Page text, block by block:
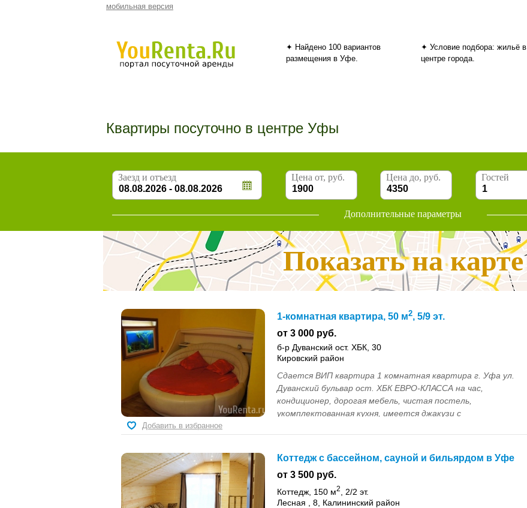
мобильная версия
✦ Найдено 100 вариантов
размещения в Уфе.
✦ Условие подбора: жильё в
центре города.
Квартиры посуточно в центре Уфы
Заезд и отъезд Цена от, руб. Цена до, руб. Гостей
Дополнительные параметры
Показать на карте
1-комнатная квартира, 50 м2, 5/9 эт.
от 3 000 руб.
б-р Дуванский ост. ХБК, 30
Кировский район
Сдается ВИП квартира 1 комнатная квартира г. Уфа ул.
Дуванский бульвар ост. ХБК ЕВРО-КЛАССА на час,
кондиционер, дорогая мебель, чистая постель,
укомплектованная кухня, имеется джакузи с
Добавить в избранное
Коттедж с бассейном, сауной и бильярдом в Уфе
от 3 500 руб.
Коттедж, 150 м2
, 2/2 эт.
Лесная , 8, Калининский район